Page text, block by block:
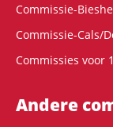
Commissie-
Commissie-Cals/
Commissies voor
Andere